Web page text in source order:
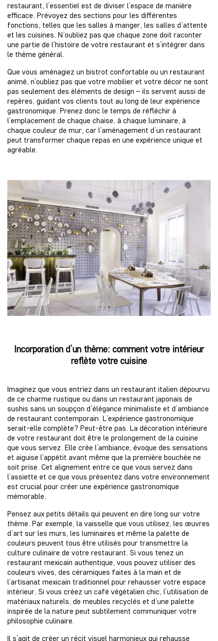
restaurant, l’essentiel est de diviser l’espace de manière
efficace. Prévoyez des sections pour les différentes
fonctions, telles que les salles à manger, les salles d’attente
et les cuisines. N’oubliez pas que chaque zone doit raconter
une partie de l’histoire de votre restaurant et s’intégrer dans
le thème général.
Que vous aménagiez un bistrot confortable ou un restaurant
animé, n’oubliez pas que votre mobilier et votre décor ne sont
pas seulement des éléments de design – ils servent aussi de
repères, guidant vos clients tout au long de leur expérience
gastronomique. Prenez donc le temps de réfléchir à
l’emplacement de chaque chaise, à chaque luminaire, à
chaque couleur de mur, car l’aménagement d’un restaurant
peut transformer chaque repas en une expérience unique et
agréable.
Incorporation d’un thème: comment votre intérieur
reflète votre cuisine
Imaginez que vous entriez dans un restaurant italien dépourvu
de ce charme rustique ou dans un restaurant japonais de
sushis sans un soupçon d’élégance minimaliste et d’ambiance
de restaurant contemporain. L’expérience gastronomique
serait-elle complète? Peut-être pas. La décoration intérieure
de votre restaurant doit être le prolongement de la cuisine
que vous servez. Elle crée l’ambiance, évoque des sensations
et aiguise l’appétit avant même que la première bouchée ne
soit prise. Cet alignement entre ce que vous servez dans
l’assiette et ce que vous présentez dans votre environnement
est crucial pour créer une expérience gastronomique
mémorable.
Pensez aux petits détails qui peuvent en dire long sur votre
thème. Par exemple, la vaisselle que vous utilisez, les œuvres
d’art sur les murs, les luminaires et même la palette de
couleurs peuvent tous être utilisés pour transmettre la
culture culinaire de votre restaurant. Si vous tenez un
restaurant mexicain authentique, vous pouvez utiliser des
couleurs vives, des céramiques faites à la main et de
l’artisanat mexicain traditionnel pour rehausser votre espace
intérieur. Si vous créez un café végétalien chic, l’utilisation de
matériaux naturels, de meubles recyclés et d’une palette
inspirée de la nature peut subtilement communiquer votre
philosophie culinaire.
Il s’agit de créer un récit visuel harmonieux qui rehausse